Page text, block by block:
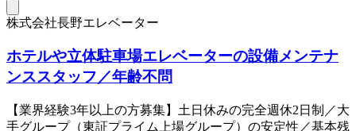
株式会社長野エレベーター
ホテルや立体駐車場エレベーターの設備メンテナ
ンススタッフ／年齢不問
【業界経験3年以上の方募集】土日休みの完全週休2日制／大
手グループ（東証プライム上場グループ）の安定性／基本残